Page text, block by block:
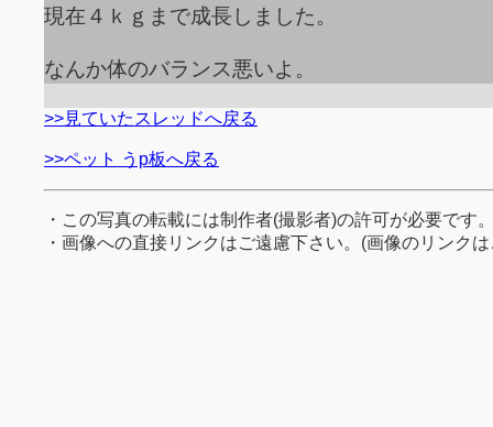
現在４ｋｇまで成長しました。
なんか体のバランス悪いよ。
>>見ていたスレッドへ戻る
>>ペット うp板へ戻る
・この写真の転載には制作者(撮影者)の許可が必要です
・画像への直接リンクはご遠慮下さい。(画像のリンク